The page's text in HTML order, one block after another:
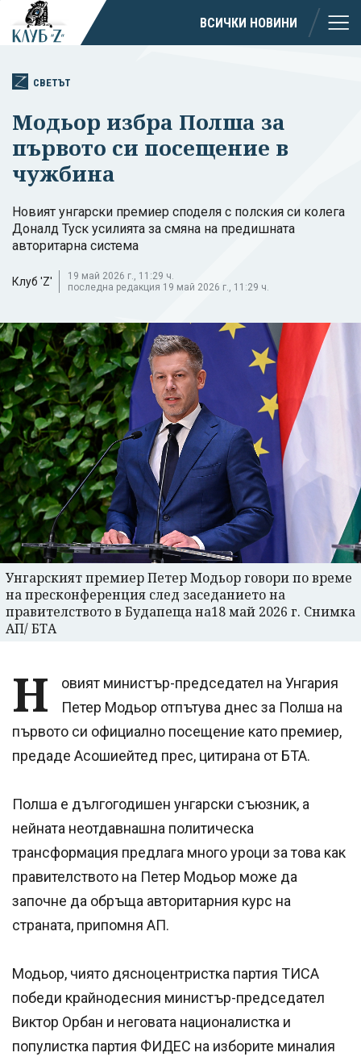
ВСИЧКИ НОВИНИ
СВЕТЪТ
Модьор избра Полша за
първото си посещение в
чужбина
Новият унгарски премиер споделя с полския си колега
Доналд Туск усилията за смяна на предишната
авторитарна система
Клуб 'Z'
19 май 2026 г., 11:29 ч.
последна редакция 19 май 2026 г., 11:29 ч.
Унгарският премиер Петер Модьор говори по време
на пресконференция след заседанието на
правителството в Будапеща на18 май 2026 г. Снимка
АП/ БТА
Н
овият министър-председател на Унгария
Петер Модьор отпътува днес за Полша на
първото си официално посещение като премиер,
предаде Асошиейтед прес, цитирана от БТА.
Полша е дългогодишен унгарски съюзник, а
нейната неотдавнашна политическа
трансформация предлага много уроци за това как
правителството на Петер Модьор може да
започне да обръща авторитарния курс на
страната, припомня АП.
Модьор, чиято дясноцентристка партия ТИСА
победи крайнодесния министър-председател
Виктор Орбан и неговата националистка и
популистка партия ФИДЕС на изборите миналия